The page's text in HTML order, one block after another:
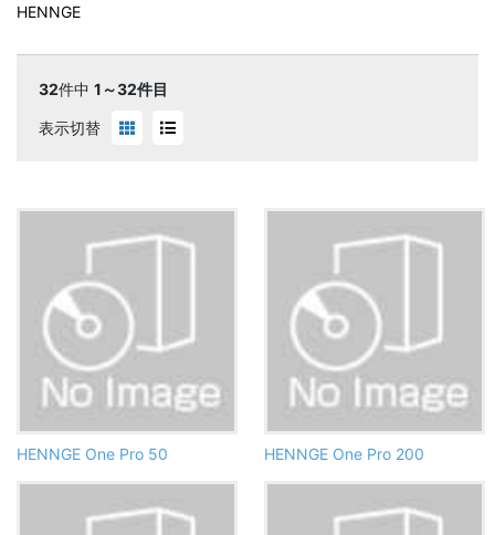
HENNGE
32件中 1～32件目
表示切替
HENNGE One Pro 50 HENNGE One Pro 200